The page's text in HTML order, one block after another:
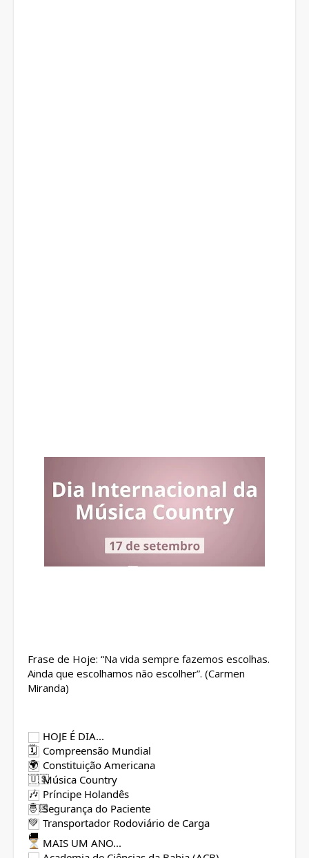
Frase de Hoje: “Na vida sempre fazemos escolhas.
Ainda que escolhamos não escolher”. (Carmen
Miranda)
HOJE É DIA...
Compreensão Mundial
Constituição Americana
Música Country
Príncipe Holandês
Segurança do Paciente
Transportador Rodoviário de Carga
MAIS UM ANO...